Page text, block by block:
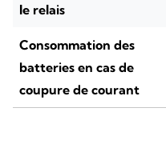
le relais
Consommation des
batteries en cas de
coupure de courant